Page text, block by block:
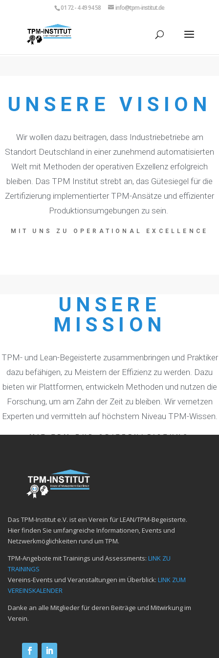
01 72 - 4 49 94 58 info@tpm-institut.de
UNSERE VISION
Wir wollen dazu beitragen, dass Industriebetriebe am
Standort Deutschland in einer zunehmend automatisierten
Welt mit Methoden der operativen Exzellenz erfolgreich
bleiben. Das TPM Institut strebt an, das Gütesiegel für die
Zertifizierung implementierter TPM-Ansätze und effizienter
Produktionsumgebungen zu sein.
MIT UNS ZU OPERATIONAL EXCELLENCE
UNSERE
MISSION
TPM- und Lean-Begeisterte zusammenbringen und Praktiker
dazu befähigen, zu Meistern der Effizienz zu werden. Dazu
bieten wir Plattformen, entwickeln Methoden und nutzen die
Forschung, um am Zahn der Zeit zu bleiben. Wir vernetzen
Experten und vermitteln auf höchstem Niveau TPM-Wissen.
MIT TPM ZUR SPITZENLEISTUNG
Das TPM-Institut e.V. ist ein Verein für LEAN/TPM-Begeisterte.
Hier finden Sie umfangreiche Informationen, Events und
Netzwerkmöglichkeiten rund um TPM.
TPM-Angebote mit Trainings und Assessments: LINK ZU
TRAININGS
Vereins-Events und Veranstaltungen im Überblick: LINK ZUM
VEREINSKALENDER
Danke an alle Mitglieder für deren Beiträge und Mitwirkung im
Verein.